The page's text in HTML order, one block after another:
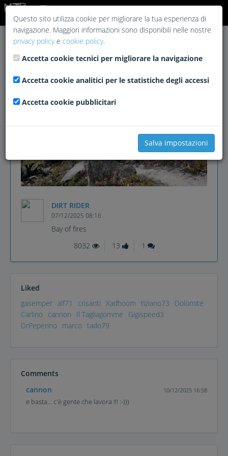
DIRT RIDER
07/12/2025 08:16
Bay of fires
8032
13 1
Liked
gasemper alf71 crisanti Xadhoom tiziano73
Dolomite
Carlino cannon Il Tagliagomme
Gigispeed3
DrPeperino marco tado79
Comments
10/12/2025 16:58
cannon
e basta... c'è gente che lavora !!! :-)))
Questo sito utilizza cookie per migliorare la tua esperienza di
navigazione. Maggiori informazioni sono disponibili nelle nostre
privacy policye cookie policy.
Accetta cookie tecnici per migliorare la navigazione
Accetta cookie analitici per le statistiche degli accessi
Accetta cookie pubblicitari
Salva impostazioni